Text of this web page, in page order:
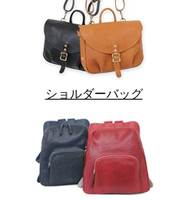
ショルダーバッグ